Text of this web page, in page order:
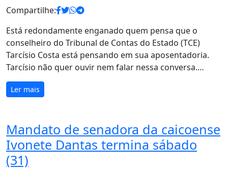
Compartilhe:
Está redondamente enganado quem pensa que o
conselheiro do Tribunal de Contas do Estado (TCE)
Tarcísio Costa está pensando em sua aposentadoria.
Tarcísio não quer ouvir nem falar nessa conversa.…
Ler mais
Mandato de senadora da caicoense
Ivonete Dantas termina sábado
(31)